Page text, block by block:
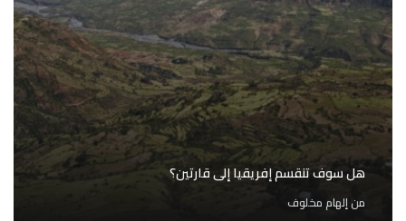
هل سوف تنقسم إفريقيا إلى قارتين؟
منإلهام مخلوف